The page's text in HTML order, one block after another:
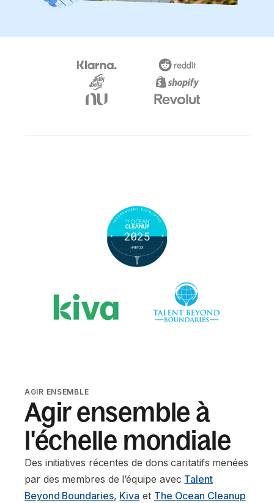
AGIR ENSEMBLE
Agir ensemble à
l'échelle mondiale
Des initiatives récentes de dons caritatifs menées
par des membres de l’équipe avec Talent
Beyond Boundaries, Kiva et The Ocean Cleanup